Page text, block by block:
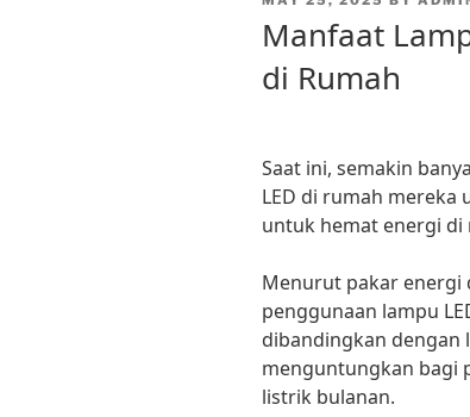
Manfaat
di Rumah
Saat ini, semakin
LED di rumah mereka
untuk hemat energi di
Menurut pakar energi
penggunaan lampu
dibandingkan dengan
menguntungkan bagi
listrik bulanan.